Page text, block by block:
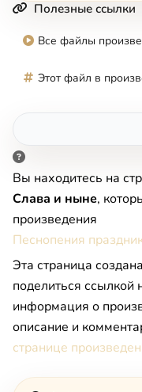
Полезные ссылки
Все файлы
Этот файл в
Вы находитесь на
Слава и ныне,
произведения
Песнопения
Эта страница
поделиться
информация о
описание и
странице